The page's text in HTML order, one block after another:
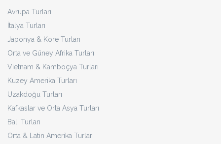
Avrupa Turları
İtalya Turları
Japonya & Kore Turları
Orta ve Güney Afrika Turları
Vietnam & Kamboçya Turları
Kuzey Amerika Turları
Uzakdoğu Turları
Kafkaslar ve Orta Asya Turları
Bali Turları
Orta & Latin Amerika Turları